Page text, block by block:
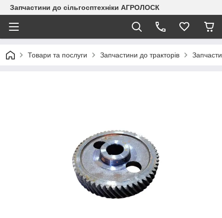
Запчастини до сільгосптехніки АГРОЛОСК
Товари та послуги Запчастини до тракторів